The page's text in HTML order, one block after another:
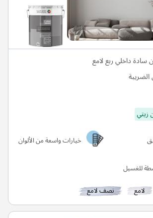
داخلي ربع لامع
زيتي
خيارات واسعة من الألوان
للغسيل
لامع نصف لامع